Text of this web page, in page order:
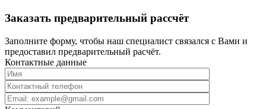
Заказать предварительный рассчёт
Заполните форму, чтобы наш специалист связался с Вами и
предоставил предварительный расчёт.
Контактные данные